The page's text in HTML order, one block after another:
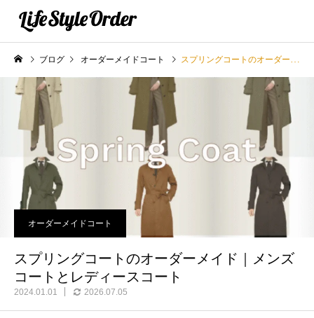
ブログ オーダーメイドコート スプリングコートのオーダーメイド｜メンズコートとレディースコート
オーダーメイドコート
スプリングコートのオーダーメイド｜メンズ
コートとレディースコート
2024.01.01 2026.07.05